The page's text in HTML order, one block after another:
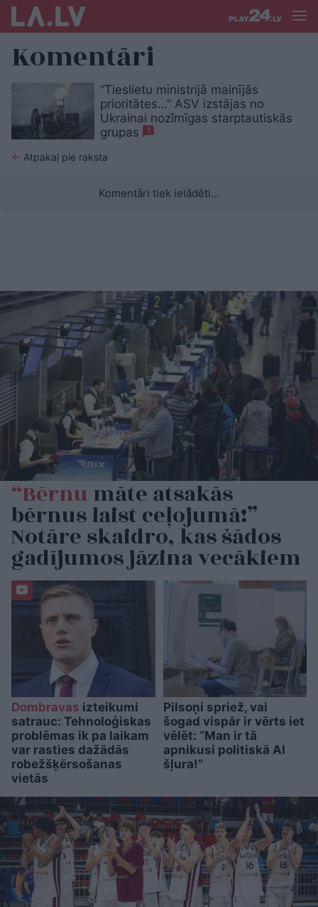
Komentāri
“Tieslietu ministrijā mainījās
prioritātes…” ASV izstājas no
Ukrainai nozīmīgas starptautiskās
grupas
1
← Atpakaļ pie raksta
Komentāri tiek ielādēti...
“Bērnumāte atsakās
bērnus laist ceļojumā!”
Notāre skaidro, kas šādos
gadījumos jāzina vecākiem
Dombravas izteikumi
satrauc: Tehnoloģiskas
problēmas ik pa laikam
var rasties dažādās
robežšķērsošanas
vietās
Pilsoņi spriež, vai
šogad vispār ir vērts iet
vēlēt: “Man ir tā
apnikusi politiskā AI
šļura!”